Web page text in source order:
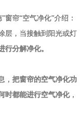
帘“空气净化”介绍：
层，当接触到阳光或灯
行分解净化。
，把窗帘的空气净化功
时都能进行空气净化，